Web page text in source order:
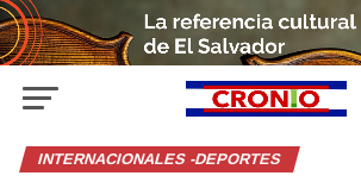
INTERNACIONALES -DEPORTES